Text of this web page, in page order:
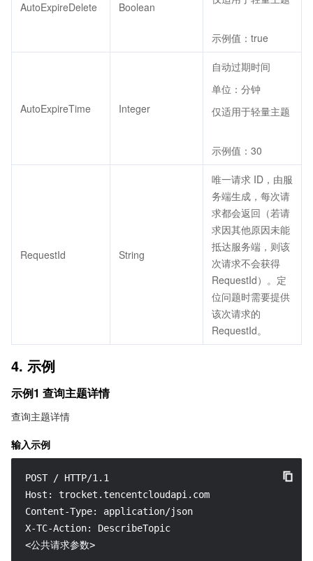
AutoExpireDelete Boolean
示例值：true
AutoExpireTime Integer
自动过期时间
单位：分钟
仅适用于轻量主题
示例值：30
RequestId String
唯一请求 ID，由服
务端生成，每次请
求都会返回（若请
求因其他原因未能
抵达服务端，则该
次请求不会获得
RequestId）。定
位问题时需要提供
该次请求的
RequestId。
4. 示例
示例1 查询主题详情
查询主题详情
输入示例
POST / HTTP/1.1
Host: trocket.tencentcloudapi.com
Content-Type: application/json
X-TC-Action: DescribeTopic
<公共请求参数>